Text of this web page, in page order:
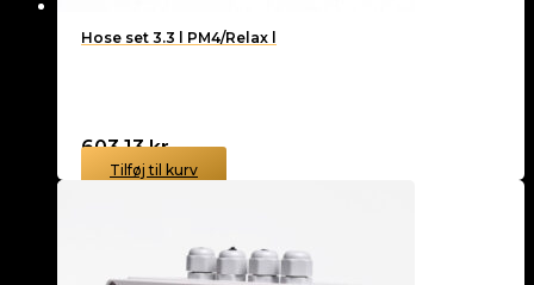
Hose set 3.3 l PM4/Relax l
603,13kr.
Tilføj til kurv